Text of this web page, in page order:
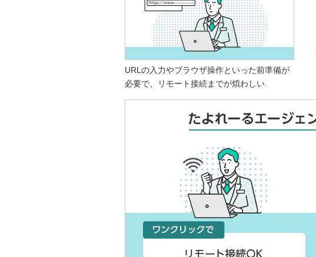
URLの入力やブラウザ操作といった前準備が
必要で、リモート接続までが煩わしい